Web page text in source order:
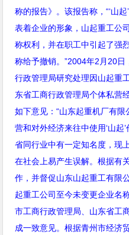
称的报告》。该报告称，“‘山起’
表着企业的形象，山起重工公
称权利，并在职工中引起了强
称给予撤销。”2004年2 月20日
行政管理局研究处理因山起重
东省工商行政管理局个体私营
如下意见：“山东起重机厂有限
营和对外经济来往中使用‘山起’
省同行业中有一定知名度，现
在社会上易产生误解。根据有
作，并督促山东山起重工有限
起重工公司至今未变更企业名
市工商行政管理局、山东省工
成一致意见。根据青州市经济